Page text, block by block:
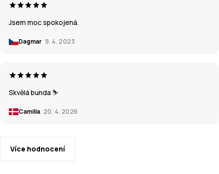
Jsem moc spokojená.
Dagmar 9. 4. 2023
Skvělá bunda ⛷️
Camilla 20. 4. 2026
Více hodnocení